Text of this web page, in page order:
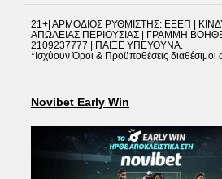
21+| ΑΡΜΟΔΙΟΣ ΡΥΘΜΙΣΤΗΣ: ΕΕΕΠ |
ΑΠΩΛΕΙΑΣ ΠΕΡΙΟΥΣΙΑΣ | ΓΡΑΜΜΗ
2109237777 | ΠΑΙΞΕ ΥΠΕΥΘΥΝΑ.
*Ισχύουν Όροι & Προϋποθέσεις
Novibet Early Win